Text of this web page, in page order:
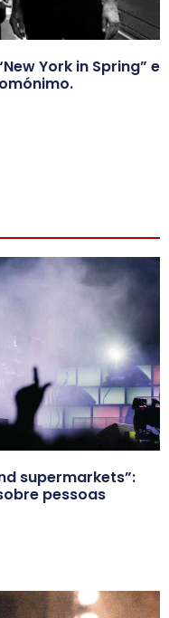
York in Spring” e
supermarkets”:
pessoas